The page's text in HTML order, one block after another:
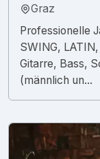
Graz
Professionelle
SWING,
Gitarre, Bass,
(männlich un...